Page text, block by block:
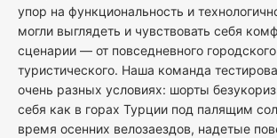
упор на функциональность и
могли выглядеть и чувствовать себя
сценарии — от повседневного
туристического. Наша команда
очень разных условиях: шорты
себя как в горах Турции под палящим
время осенних велозаездов, надетые